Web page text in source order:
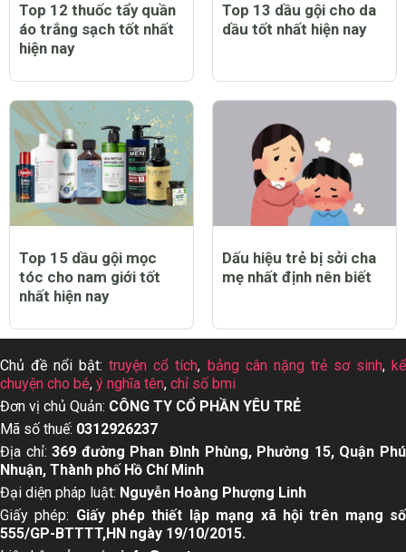
Top 12 thuốc tẩy quần
áo trắng sạch tốt nhất
hiện nay
Top 13 dầu gội cho da
dầu tốt nhất hiện nay
Top 15 dầu gội mọc
tóc cho nam giới tốt
nhất hiện nay
Dấu hiệu trẻ bị sởi cha
mẹ nhất định nên biết
Chủ đề nổi bật:truyện cổ tích, bảng cân nặng trẻ sơ sinh,kể
chuyện cho bé, ý nghĩa tên, chỉ số bmi
Đơn vị chủ Quản: CÔNG TY CỔ PHẦN YÊU TRẺ
Mã số thuế: 0312926237
Địa chỉ:369 đường Phan Đình Phùng, Phường 15, Quận Phú
Nhuận, Thành phố Hồ Chí Minh
Đại diện pháp luật: Nguyễn Hoàng Phượng Linh
Giấy phép: Giấy phép thiết lập mạng xã hội trên mạng số
555/GP-BTTTT,HN ngày 19/10/2015.